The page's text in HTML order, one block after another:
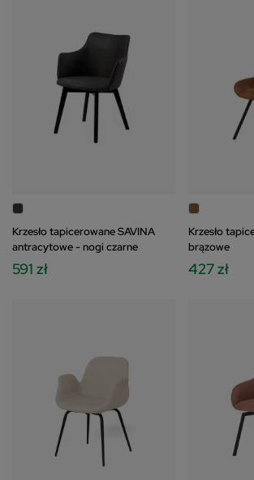
Krzesło tapicerowane SAVINA
antracytowe - nogi czarne
591 zł
Krzesło
brązowe
427 zł